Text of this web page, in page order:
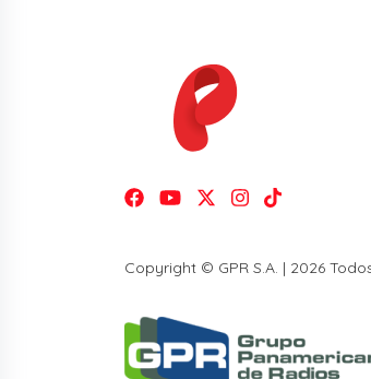
Copyright © GPR S.A. | 2026